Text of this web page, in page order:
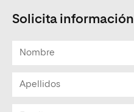
Solicita información